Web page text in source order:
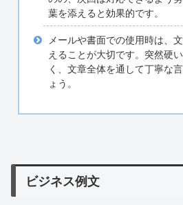
葉を添えると効果的です。
メールや書面での使用時は、
えることが大切です。突然硬
く、文章全体を通して丁寧な
ょう。
ビジネス例文